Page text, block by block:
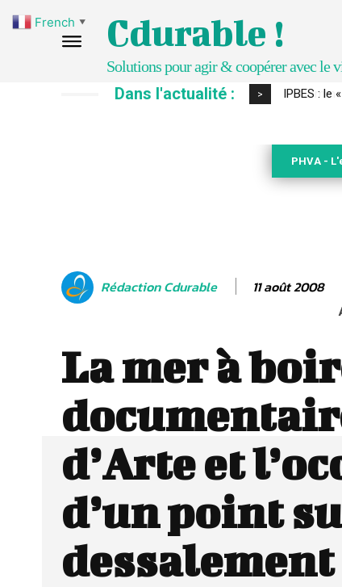
Cdurable !
Solutions pour agir & coopérer avec le
Dans l'actualité : > Comment
PHVA -
Rédaction Cdurable 11 août 2008
La mer à
d’Arte et
d’un point
dessalement
French ▼